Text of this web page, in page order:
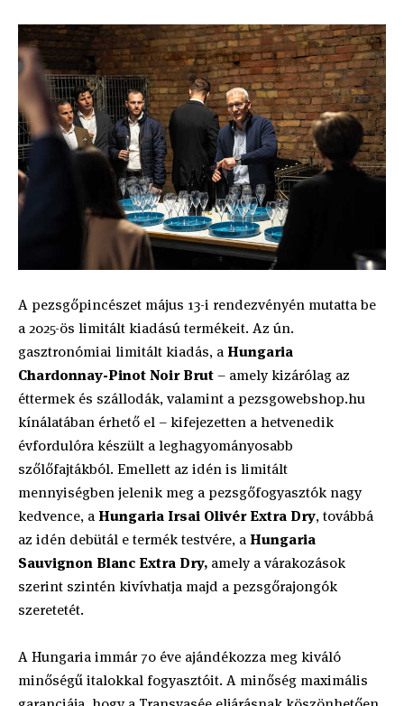
A pezsgőpincészet május 13-i rendezvényén mutatta be
a 2025-ös limitált kiadású termékeit. Az ún.
gasztronómiai limitált kiadás, a Hungaria
Chardonnay-Pinot Noir Brut– amely kizárólag az
éttermek és szállodák, valamint a pezsgowebshop.hu
kínálatában érhető el – kifejezetten a hetvenedik
évfordulóra készült a leghagyományosabb
szőlőfajtákból. Emellett az idén is limitált
mennyiségben jelenik meg a pezsgőfogyasztók nagy
kedvence, a Hungaria Irsai Olivér Extra Dry, továbbá
az idén debütál e termék testvére, a Hungaria
Sauvignon Blanc Extra Dry, amely a várakozások
szerint szintén kivívhatja majd a pezsgőrajongók
szeretetét.
A Hungaria immár 70 éve ajándékozza meg kiváló
minőségű italokkal fogyasztóit. A minőség maximális